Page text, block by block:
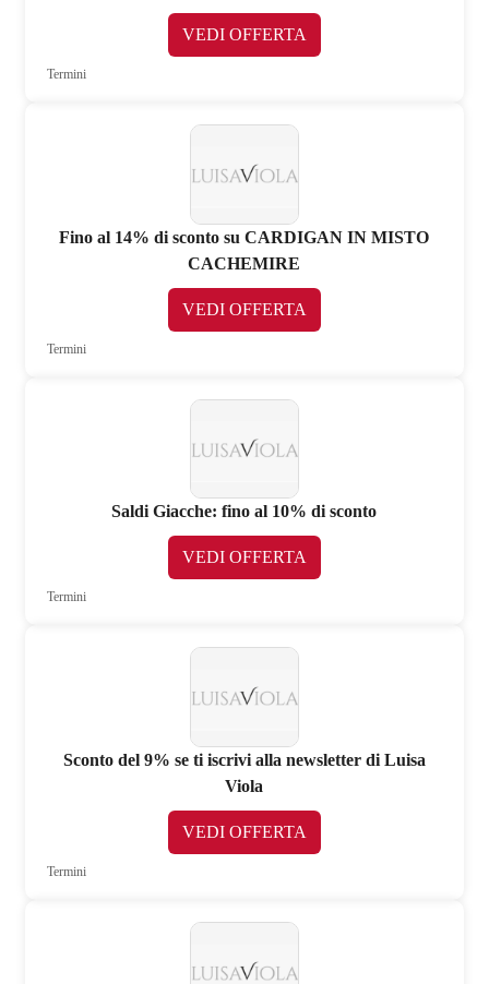
VEDI OFFERTA
Termini
Fino al 14% di sconto su CARDIGAN IN MISTO
CACHEMIRE
VEDI OFFERTA
Termini
Saldi Giacche: fino al 10% di sconto
VEDI OFFERTA
Termini
Sconto del 9% se ti iscrivi alla newsletter di Luisa
Viola
VEDI OFFERTA
Termini